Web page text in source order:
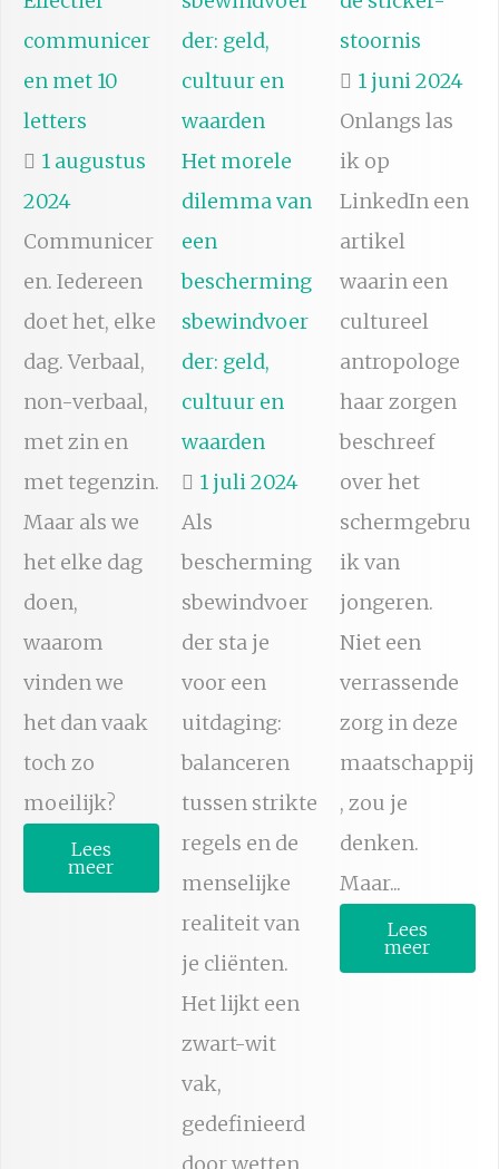
communicer
en met 10
letters
1 augustus
2024
Communicer
en. Iedereen
doet het, elke
dag. Verbaal,
non-verbaal,
met zin en
met tegenzin.
Maar als we
het elke dag
doen,
waarom
vinden we
het dan vaak
toch zo
moeilijk?
Lees
meer
Het morele
dilemma van
een
bescherming
sbewindvoer
der: geld,
cultuur en
waarden
1 juli 2024
Als
bescherming
sbewindvoer
der sta je
voor een
uitdaging:
balanceren
tussen strikte
regels en de
menselijke
realiteit van
je cliënten.
Het lijkt een
zwart-wit
vak,
gedefinieerd
stoornis
1 juni 2024
Onlangs las
ik op
LinkedIn een
artikel
waarin een
cultureel
antropologe
haar zorgen
beschreef
over het
schermgebru
ik van
jongeren.
Niet een
verrassende
zorg in deze
maatschappij
, zou je
denken.
Maar...
Lees
meer